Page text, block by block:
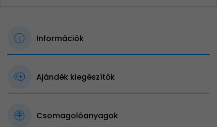
Információk
Ajándék kiegészítők
Csomagolóanyagok